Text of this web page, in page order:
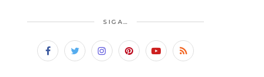
SIGA…